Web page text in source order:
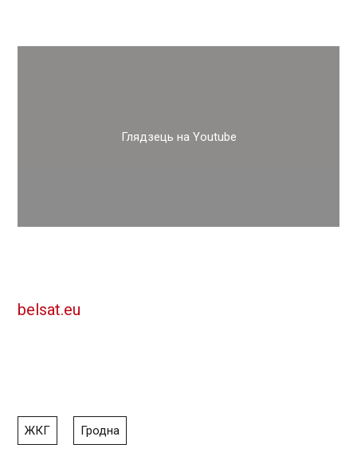
Глядзець на Youtube
belsat.eu
ЖКГ Гродна